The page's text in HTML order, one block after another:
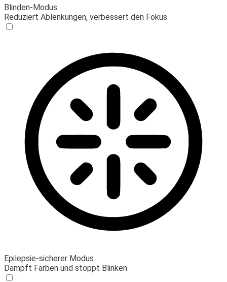
Blinden-Modus
Reduziert Ablenkungen, verbessert den Fokus
Epilepsie-sicherer Modus
Dämpft Farben und stoppt Blinken